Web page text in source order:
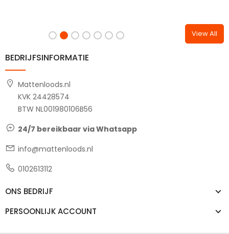
View All
BEDRIJFSINFORMATIE
Mattenloods.nl
KVK 24428574
BTW NL001980106B56
24/7 bereikbaar via Whatsapp
info@mattenloods.nl
0102613112
ONS BEDRIJF
PERSOONLIJK ACCOUNT